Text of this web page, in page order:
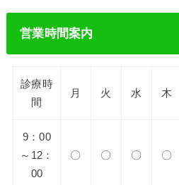
営業時間案内
診療時
間
月 火 水 木
9：00
～12：
00
〇 〇 〇 〇